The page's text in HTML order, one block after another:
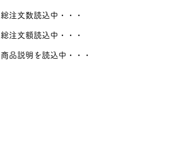
総注文数読込中・・・
総注文額読込中・・・
商品説明を読込中・・・